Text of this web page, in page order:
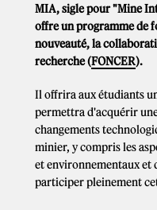
MIA, sigle pour "Mine
offre un programme de
nouveauté, la
recherche (FONCER).
Il offrira aux étudiants
permettra d'acquérir
changements
minier, y compris les
et environnementaux et
participer pleinement